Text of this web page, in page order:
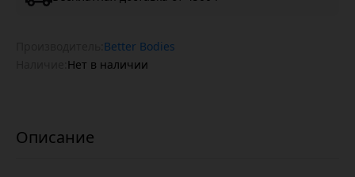
Better Bodies
Нет в наличии